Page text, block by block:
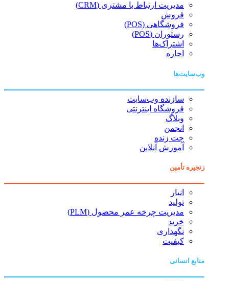
مدیریت ارتباط با مشتری (CRM)
فروش
فروشگاهی (POS)
رستوران (POS)
اشتراک‌ها
اجاره
وب‌سایت‌ها
سازنده وب‌سایت
فروشگاه اینترنتی
وبلاگ
انجمن
چت زنده
آموزش آنلاین
زنجیره تأمین
انبار
تولید
مدیریت چرخه عمر محصول (PLM)
خرید
نگهداری
کیفیت
منابع انسانی